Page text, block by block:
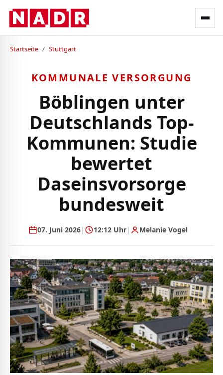
Startseite / Stuttgart
KOMMUNALE VERSORGUNG
Böblingen unter
Deutschlands Top-
Kommunen: Studie
bewertet
Daseinsvorsorge
bundesweit
07. Juni 2026| 12:12 Uhr| Melanie Vogel